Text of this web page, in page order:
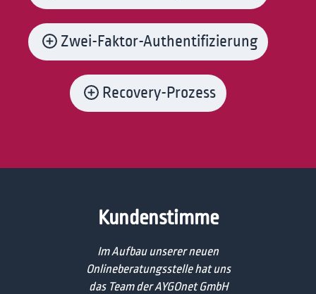
Zwei-Faktor-Authentifizierung
Recovery-Prozess
Kundenstimme
Im Aufbau unserer neuen
Onlineberatungsstelle hat uns
das Team der AYGOnet GmbH